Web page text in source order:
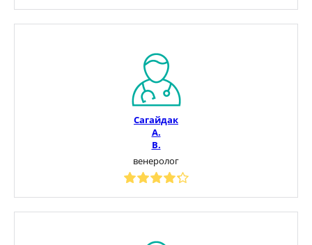
Сагайдак
А.
В.
венеролог